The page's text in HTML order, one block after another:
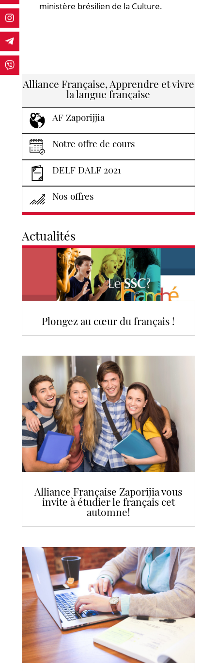
ministère brésilien de la Culture.
Alliance Française, Apprendre et vivre
la langue française
AF Zaporijjia
Notre offre de cours
DELF DALF 2021
Nos offres
Actualités
Plongez au cœur du français !
Alliance Française Zaporijia vous
invite à étudier le français cet
automne!